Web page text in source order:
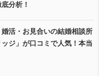
分析！
婚活・お見合いの結婚相談所
ッジ」が口コミで人気！本当